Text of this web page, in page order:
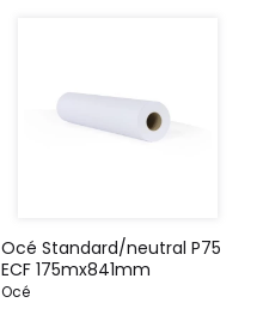
Océ Standard/neutral P75
ECF 175mx841mm
Océ